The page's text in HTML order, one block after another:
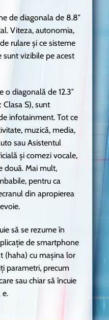
de diagonala de 8.8″
Viteza, autonomia,
rulare și ce sisteme
sunt vizibile pe acest
o diagonală de 12.3″
S), sunt
infotainment. Tot ce
muzică, media,
sau Asistentul
și comezi vocale,
două. Mai mult,
pentru ca
din apropierea
să se rezume în
de smartphone
(haha) cu mașina lor
parametri, precum
sau chiar să încuie
e.